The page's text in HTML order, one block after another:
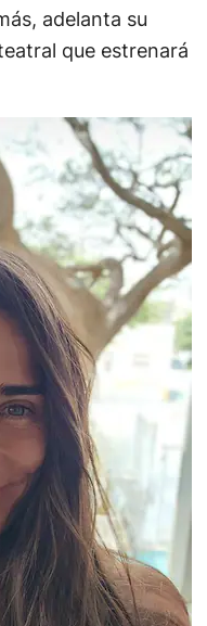
adelanta su
que estrenará